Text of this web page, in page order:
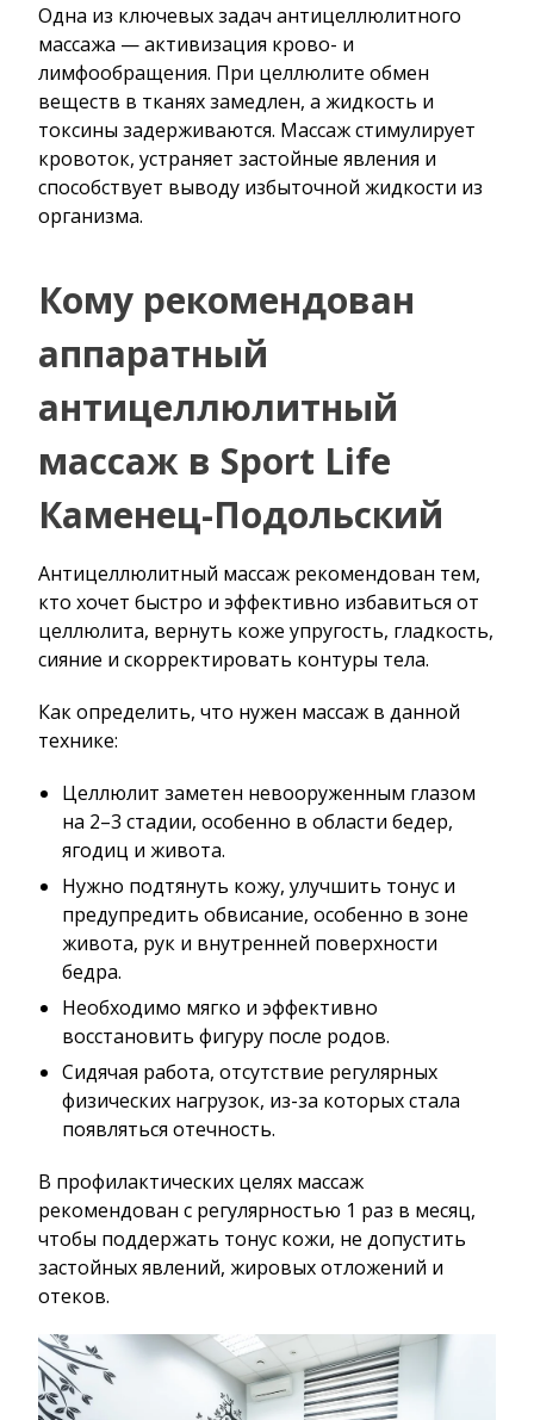
Одна из ключевых задач антицеллюлитного
массажа — активизация крово- и
лимфообращения. При целлюлите обмен
веществ в тканях замедлен, а жидкость и
токсины задерживаются. Массаж стимулирует
кровоток, устраняет застойные явления и
способствует выводу избыточной жидкости из
организма.
Кому рекомендован
аппаратный
антицеллюлитный
массаж в Sport Life
Каменец-Подольский
Антицеллюлитный массаж рекомендован тем,
кто хочет быстро и эффективно избавиться от
целлюлита, вернуть коже упругость, гладкость,
сияние и скорректировать контуры тела.
Как определить, что нужен массаж в данной
технике:
Целлюлит заметен невооруженным глазом
на 2–3 стадии, особенно в области бедер,
ягодиц и живота.
Нужно подтянуть кожу, улучшить тонус и
предупредить обвисание, особенно в зоне
живота, рук и внутренней поверхности
бедра.
Необходимо мягко и эффективно
восстановить фигуру после родов.
Сидячая работа, отсутствие регулярных
физических нагрузок, из-за которых стала
появляться отечность.
В профилактических целях массаж
рекомендован с регулярностью 1 раз в месяц,
чтобы поддержать тонус кожи, не допустить
застойных явлений, жировых отложений и
отеков.